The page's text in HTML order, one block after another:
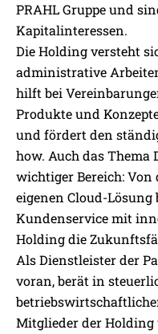
PRAHL Gruppe und
Kapitalinteressen.
Die Holding versteht
administrative
hilft bei
Produkte und
und fördert den
how. Auch das
wichtiger Bereich:
eigenen Cloud-
Kundenservice mit
Holding die
Als Dienstleister der
voran, berät in
Mitglieder der Holding